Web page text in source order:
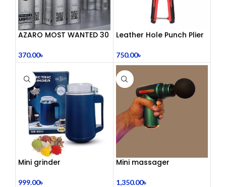
AZARO MOST WANTED 30
370.00৳
Leather Hole Punch Plier
750.00৳
Mini grinder
999.00৳
Mini massager
1,350.00৳